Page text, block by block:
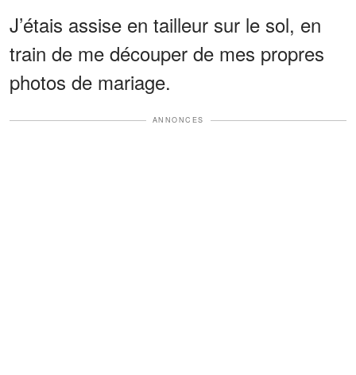
J’étais assise en tailleur sur le sol, en
train de me découper de mes propres
photos de mariage.
ANNONCES